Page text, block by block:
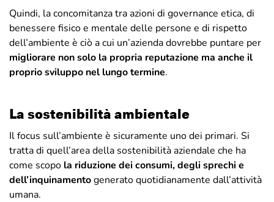
Quindi, la concomitanza tra azioni di governance etica, di
benessere fisico e mentale delle persone e di rispetto
dell’ambiente è ciò a cui un’azienda dovrebbe puntare per
migliorare non solo la propria reputazione ma anche il
proprio sviluppo nel lungo termine.
La sostenibilità ambientale
Il focus sull’ambiente è sicuramente uno dei primari. Si
tratta di quell’area della sostenibilità aziendale che ha
come scopo la riduzione dei consumi, degli sprechi e
dell’inquinamentogenerato quotidianamente dall’attività
umana.